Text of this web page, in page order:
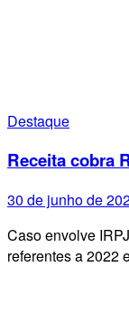
Destaque
Receita cobra
30 de junho de
Caso envolve
referentes a 2022